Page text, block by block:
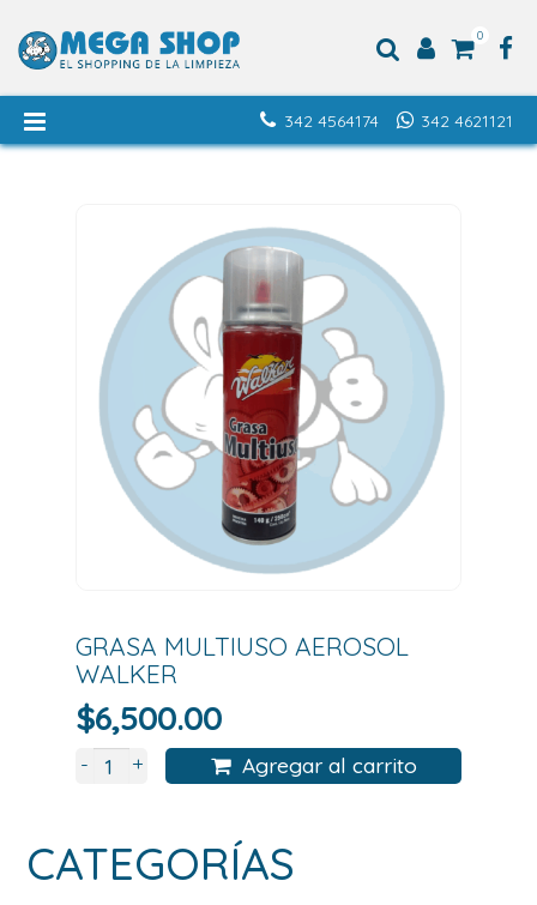
0
342 4621121
342 4564174
GRASA MULTIUSO AEROSOL
WALKER
$6,500.00
- + Agregar al carrito
CATEGORÍAS